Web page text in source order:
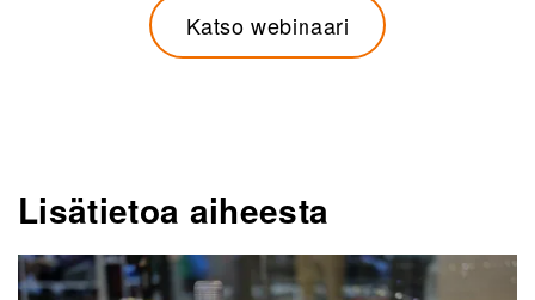
Katso webinaari
Lisätietoa aiheesta